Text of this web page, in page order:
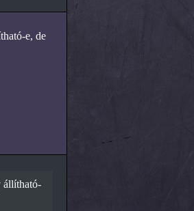
e, de
állítható-